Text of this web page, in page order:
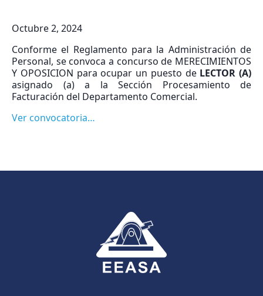
Octubre 2, 2024
Conforme el Reglamento para la Administración de
Personal, se convoca a concurso de MERECIMIENTOS
Y OPOSICION para ocupar un puesto de LECTOR (A)
asignado (a) a la Sección Procesamiento de
Facturación del Departamento Comercial.
Ver convocatoria…